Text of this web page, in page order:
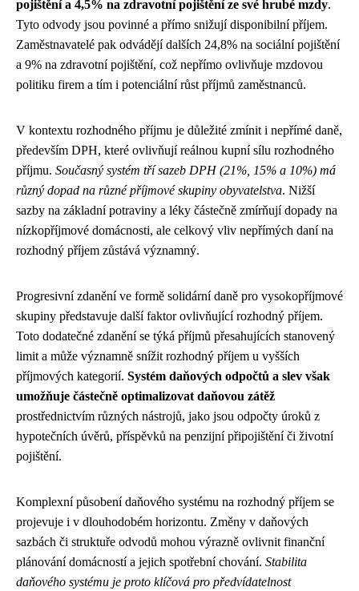
pojištění a 4,5% na zdravotní pojištění ze své hrubé mzdy.
Tyto odvody jsou povinné a přímo snižují disponibilní příjem.
Zaměstnavatelé pak odvádějí dalších 24,8% na sociální pojištění
a 9% na zdravotní pojištění, což nepřímo ovlivňuje mzdovou
politiku firem a tím i potenciální růst příjmů zaměstnanců.
V kontextu rozhodného příjmu je důležité zmínit i nepřímé daně,
především DPH, které ovlivňují reálnou kupní sílu rozhodného
příjmu. Současný systém tří sazeb DPH (21%, 15% a 10%) má
různý dopad na různé příjmové skupiny obyvatelstva. Nižší
sazby na základní potraviny a léky částečně zmírňují dopady na
nízkopříjmové domácnosti, ale celkový vliv nepřímých daní na
rozhodný příjem zůstává významný.
Progresivní zdanění ve formě solidární daně pro vysokopříjmové
skupiny představuje další faktor ovlivňující rozhodný příjem.
Toto dodatečné zdanění se týká příjmů přesahujících stanovený
limit a může významně snížit rozhodný příjem u vyšších
příjmových kategorií. Systém daňových odpočtů a slev však
umožňuje částečně optimalizovat daňovou zátěž
prostřednictvím různých nástrojů, jako jsou odpočty úroků z
hypotečních úvěrů, příspěvků na penzijní připojištění či životní
pojištění.
Komplexní působení daňového systému na rozhodný příjem se
projevuje i v dlouhodobém horizontu. Změny v daňových
sazbách či struktuře odvodů mohou výrazně ovlivnit finanční
plánování domácností a jejich spotřební chování. Stabilita
daňového systému je proto klíčová pro předvídatelnost